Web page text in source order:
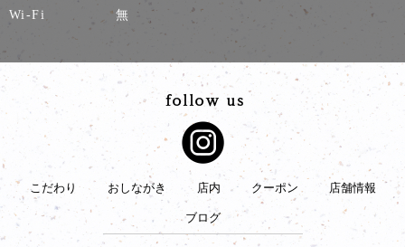
Wi-Fi
無
こだわり おしながき 店内 クーポン 店舗情報
ブログ